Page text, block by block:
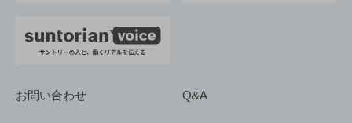
お問い合わせ Q&A